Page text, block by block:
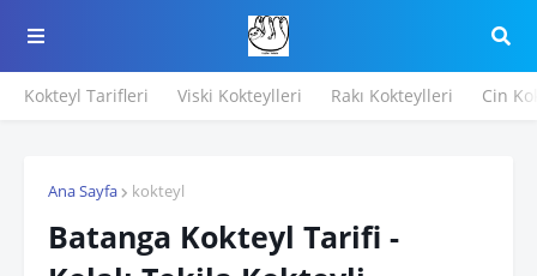
Kokteyl Tarifleri Viski Kokteylleri Rakı Kokteylleri Cin
Ana Sayfa kokteyl
Batanga Kokteyl Tarifi -